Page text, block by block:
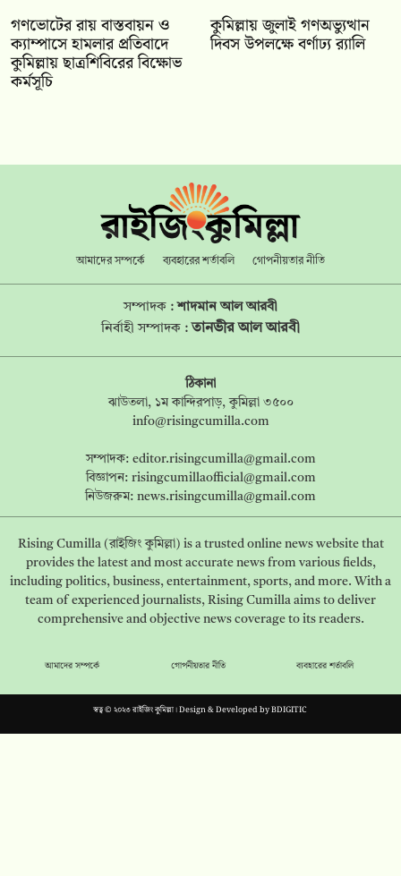
গণভোটের রায় বাস্তবায়ন ও
ক্যাম্পাসে হামলার প্রতিবাদে
কুমিল্লায় ছাত্রশিবিরের বিক্ষোভ
কর্মসূচি
কুমিল্লায় জুলাই গণঅভ্যুত্থান
দিবস উপলক্ষে বর্ণাঢ্য র‍্যালি
আমাদের সম্পর্কে ব্যবহারের শর্তাবলি গোপনীয়তার নীতি
সম্পাদক :শাদমান আল আরবী
নির্বাহী সম্পাদক : তানভীর আল আরবী
ঠিকানা
ঝাউতলা, ১ম কান্দিরপাড়, কুমিল্লা ৩৫০০
info@risingcumilla.com
সম্পাদক: editor.risingcumilla@gmail.com
বিজ্ঞাপন: risingcumillaofficial@gmail.com
নিউজরুম: news.risingcumilla@gmail.com
Rising Cumilla (রাইজিং কুমিল্লা) is a trusted online news website that
provides the latest and most accurate news from various fields,
including politics, business, entertainment, sports, and more. With a
team of experienced journalists, Rising Cumilla aims to deliver
comprehensive and objective news coverage to its readers.
আমাদের সম্পর্কে গোপনীয়তার নীতি ব্যবহারের শর্তাবলি
স্বত্ব © ২০২৩ রাইজিং কুমিল্লা। Design & Developed byBDIGITIC